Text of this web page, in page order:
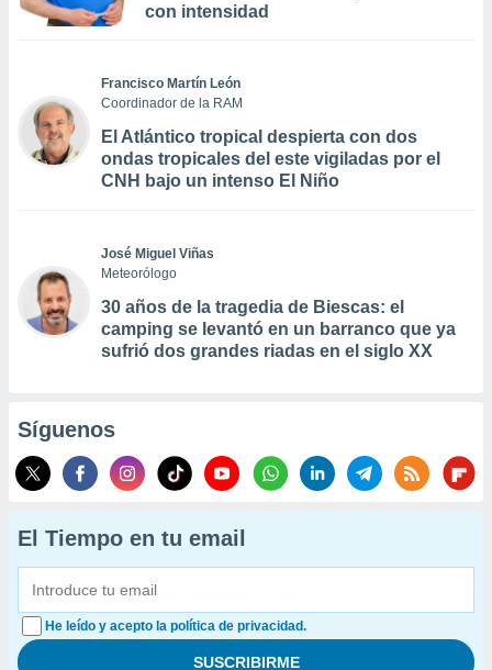
con intensidad
Francisco Martín León
Coordinador de la RAM
El Atlántico tropical despierta con dos
ondas tropicales del este vigiladas por el
CNH bajo un intenso El Niño
José Miguel Viñas
Meteorólogo
30 años de la tragedia de Biescas: el
camping se levantó en un barranco que ya
sufrió dos grandes riadas en el siglo XX
Síguenos
El Tiempo en tu email
He leído y acepto la política de privacidad.